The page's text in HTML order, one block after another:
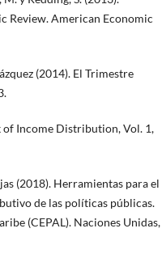
Review. American Economic
(2014). El Trimestre
of Income Distribution, Vol. 1,
(2018). Herramientas para el
de las políticas públicas.
(CEPAL). Naciones Unidas,